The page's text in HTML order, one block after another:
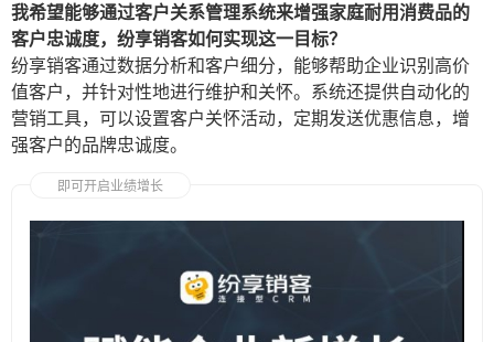
我希望能够通过客户关系管理系统来增强家庭耐用消费品的
客户忠诚度，纷享销客如何实现这一目标？
纷享销客通过数据分析和客户细分，能够帮助企业识别高价
值客户，并针对性地进行维护和关怀。系统还提供自动化的
营销工具，可以设置客户关怀活动，定期发送优惠信息，增
强客户的品牌忠诚度。
即可开启业绩增长